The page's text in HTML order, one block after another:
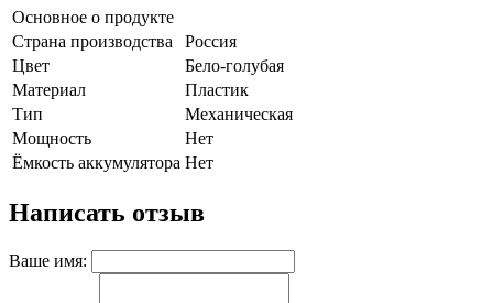
Основное о продукте
Страна производства
Россия
Цвет
Бело-голубая
Материал
Пластик
Тип
Механическая
Мощность
Нет
Ёмкость аккумулятора Нет
Написать отзыв
Ваше имя: